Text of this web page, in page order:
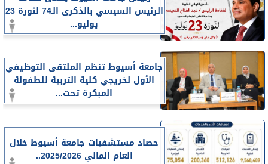
الرئيس السيسي بالذكرى الـ74 لثورة 23
يوليو...
جامعة أسيوط تنظم الملتقى التوظيفي
الأول لخريجي كلية التربية للطفولة
المبكرة تحت...
حصاد مستشفيات جامعة أسيوط خلال
العام المالي 2025/2026..